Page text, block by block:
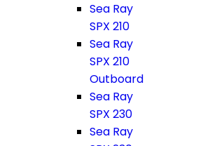
Sea Ray
SPX 210
Sea Ray
SPX 210
Outboard
Sea Ray
SPX 230
Sea Ray